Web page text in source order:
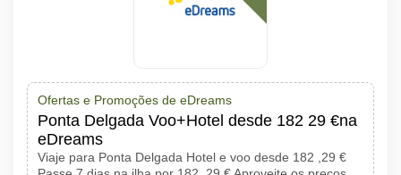
Ofertas e Promoções de eDreams
Ponta Delgada Voo+Hotel desde 182 29 €na
eDreams
Viaje para Ponta Delgada Hotel e voo desde 182 ,29 €